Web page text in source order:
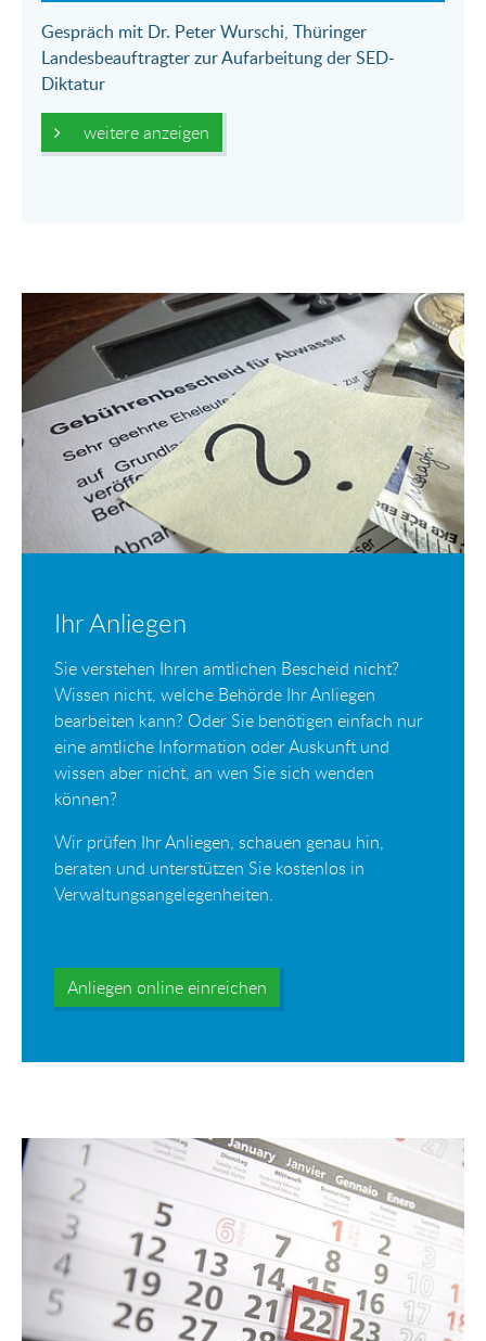
Gespräch mit Dr. Peter Wurschi, Thüringer
Landesbeauftragter zur Aufarbeitung der SED-
Diktatur
weitere anzeigen
Ihr Anliegen
Sie verstehen Ihren amtlichen Bescheid nicht?
Wissen nicht, welche Behörde Ihr Anliegen
bearbeiten kann? Oder Sie benötigen einfach nur
eine amtliche Information oder Auskunft und
wissen aber nicht, an wen Sie sich wenden
können?
Wir prüfen Ihr Anliegen, schauen genau hin,
beraten und unterstützen Sie kostenlos in
Verwaltungsangelegenheiten.
Anliegen online einreichen